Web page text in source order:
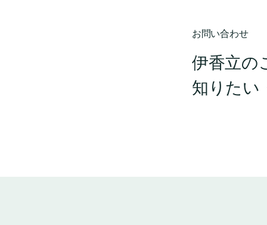
お問い合わせ
伊香立の
知りたい